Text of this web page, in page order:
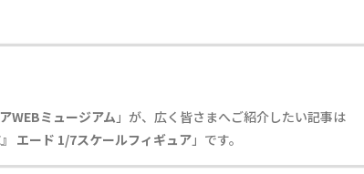
WEBミュージアム」が、広く皆さまへご紹介したい記事は
』 エード 1/7スケールフィギュア」です。